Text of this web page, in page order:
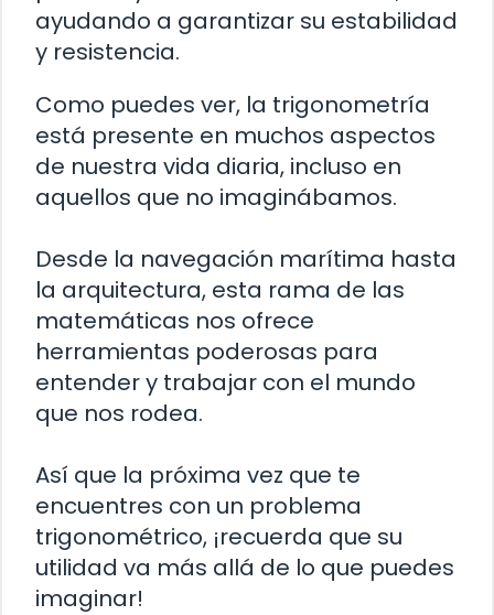
ayudando a garantizar su estabilidad
y resistencia.
Como puedes ver, la trigonometría
está presente en muchos aspectos
de nuestra vida diaria, incluso en
aquellos que no imaginábamos.
Desde la navegación marítima hasta
la arquitectura, esta rama de las
matemáticas nos ofrece
herramientas poderosas para
entender y trabajar con el mundo
que nos rodea.
Así que la próxima vez que te
encuentres con un problema
trigonométrico, ¡recuerda que su
utilidad va más allá de lo que puedes
imaginar!